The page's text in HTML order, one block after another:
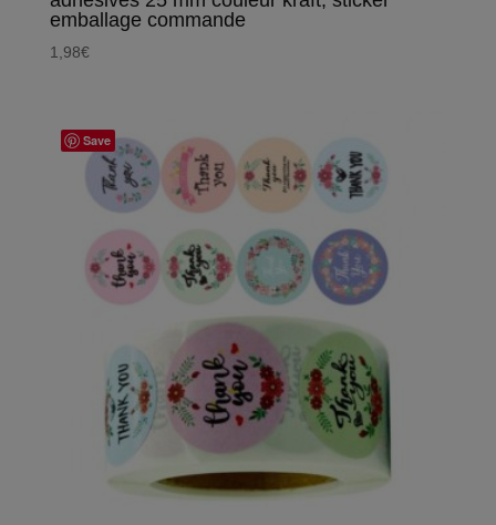
emballage commande
1,98€
Save